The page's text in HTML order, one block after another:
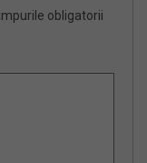
obligatorii